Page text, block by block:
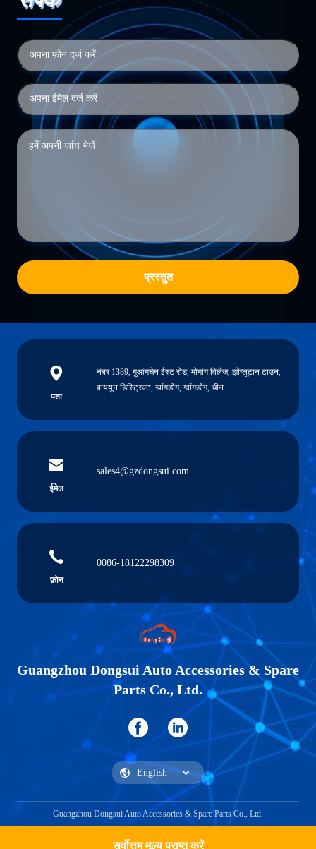
सर्वोत्तम मूल्य प्राप्त करें
प्रस्तुत
पता
नंबर 1389, गुआंगचेन ईस्ट रोड, मोगांग विलेज, झोंग्लूटान टाउन,
बाययुन डिस्ट्रिक्ट, ग्वांगडोंग, ग्वांगडोंग, चीन
ईमेल
sales4@gzdongsui.com
फ़ोन
0086-18122298309
Guangzhou Dongsui Auto Accessories & Spare
Parts Co., Ltd.
Guangzhou Dongsui Auto Accessories & Spare Parts Co., Ltd.